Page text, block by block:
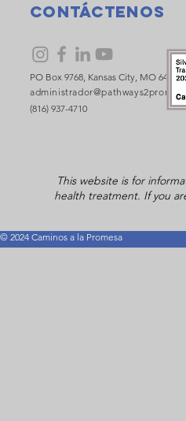
Contáctenos
PO Box 9768, Kansas City, MO 64134
(816) 937-4710
This website is for
health treatment. If you
© 2024 Caminos a la Promesa